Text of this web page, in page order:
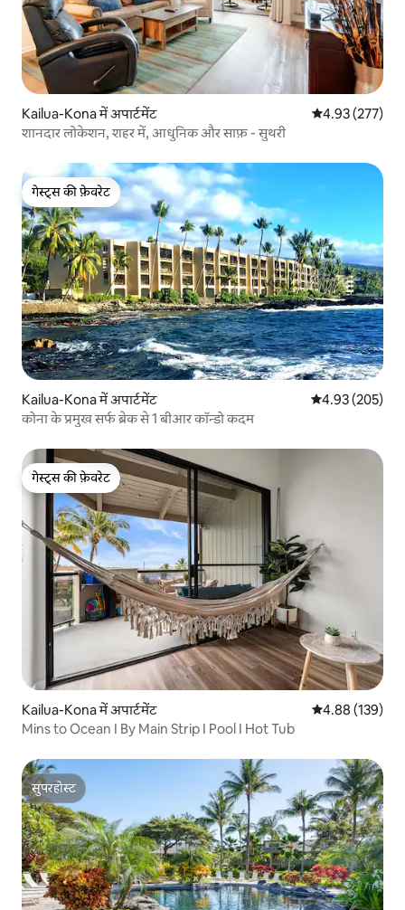
Kailua-Kona में अपार्टमेंट औसत रेटिंग 5 में से
4.93 (277)
शानदार लोकेशन, शहर में, आधुनिक और साफ़ - सुथरी
गेस्ट्स की फ़ेवरेट
गेस्ट्स की फ़ेवरेट
Kailua-Kona में अपार्टमेंट औसत रेटिंग 5 में से
4.93 (205)
कोना के प्रमुख सर्फ ब्रेक से 1 बीआर कॉन्डो कदम
गेस्ट्स की फ़ेवरेट
गेस्ट्स की फ़ेवरेट
Kailua-Kona में अपार्टमेंट औसत रेटिंग 5 में से
4.88 (139)
Mins to Ocean I By Main Strip I Pool I Hot Tub
सुपरहोस्ट
सुपरहोस्ट